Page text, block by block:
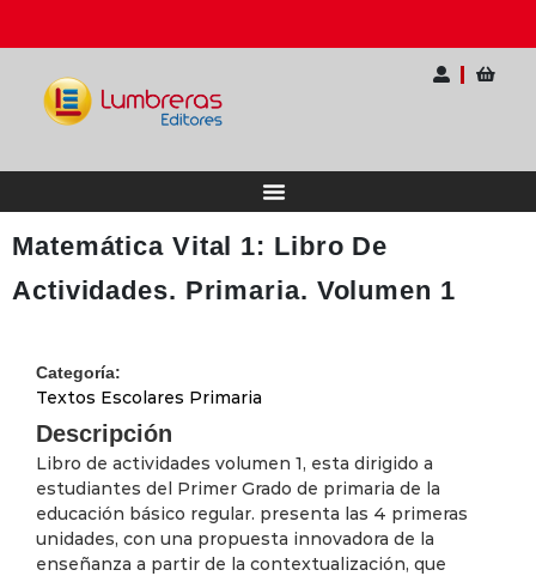
Matemática Vital 1: Libro De
Actividades. Primaria. Volumen 1
Categoría:
Textos Escolares Primaria
Descripción
Libro de actividades volumen 1, esta dirigido a
estudiantes del Primer Grado de primaria de la
educación básico regular. presenta las 4 primeras
unidades, con una propuesta innovadora de la
enseñanza a partir de la contextualización, que